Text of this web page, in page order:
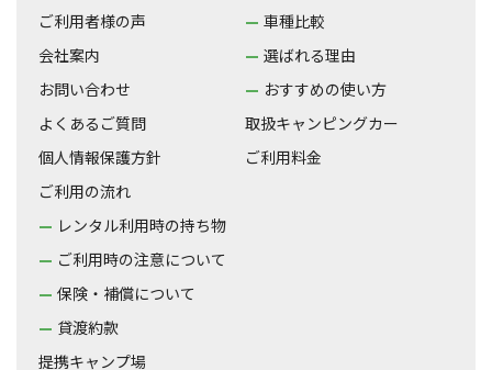
ご利用者様の声
会社案内
お問い合わせ
よくあるご質問
個人情報保護方針
車種比較
選ばれる理由
おすすめの使い方
取扱キャンピングカー
ご利用料金
ご利用の流れ
レンタル利用時の持ち物
ご利用時の注意について
保険・補償について
貸渡約款
提携キャンプ場